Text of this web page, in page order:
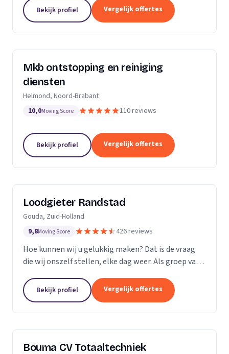
ventilatie zijn wij multi-inzetbaar. Wij focussen ons...
Bekijk profiel Vergelijk offertes
Mkb ontstopping en reiniging
diensten
Helmond, Noord-Brabant
10,0Moving Score 110 reviews
Bekijk profiel Vergelijk offertes
Loodgieter Randstad
Gouda, Zuid-Holland
9,8Moving Score 426 reviews
Hoe kunnen wij u gelukkig maken? Dat is de vraag
die wij onszelf stellen, elke dag weer. Als groep van
maatwerk bij calamiteiten en in de woningbouw.
Bekijk profiel Vergelijk offertes
Bouma CV Totaaltechniek